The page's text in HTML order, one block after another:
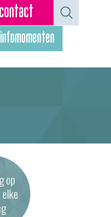
contact
infomomenten
op